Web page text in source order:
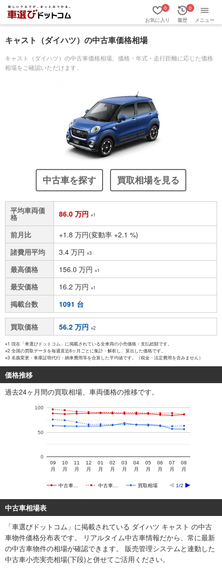
お気に入り
0
履歴
0
メニュー
キャスト（ダイハツ）の中古車価格相場
キャスト（ダイハツ）の中古車価格相場。価格・年式・走行距離に応じた価格
相場をご確認いただけます。
中古車を探す 買取相場を見る
平均車両価
格 86.0 万円 ※1
前月比
+1.8 万円(変動率 +2.1 %)
諸費用平均
3.4 万円 ※3
最高価格 156.0 万円 ※1
最安価格 16.2 万円 ※1
掲載台数 1091 台
買取価格 56.2 万円 ※2
※1 現在「車選びドットコム」に掲載されている全車両の小売価格・支払総額です。
※2 全国の買取データを毎週直近6ヶ月ごとに集計・解析し、算出した価格です。
※3 名義変更・車庫証明代行・納車費用等を合算した平均値です。（税金・法定費用を含みません）
価格推移
過去24ヶ月間の買取相場、車両価格の推移です。
中古車… 中古車… 買取相場 1/2
09
月
10
月
11
月
12
月
01
月
02
月
03
月
04
月
05
月
06
月
07
月
08
月
0
50
100
中古車相場表
「車選びドットコム」に掲載されている ダイハツ キャスト の中古
車物件価格分布表です。 リアルタイム中古車情報だから、常に最新
の中古車物件の相場が確認できます。 販売管理システムと連動した
中古車小売実売相場(下段)と併せてご活用ください。